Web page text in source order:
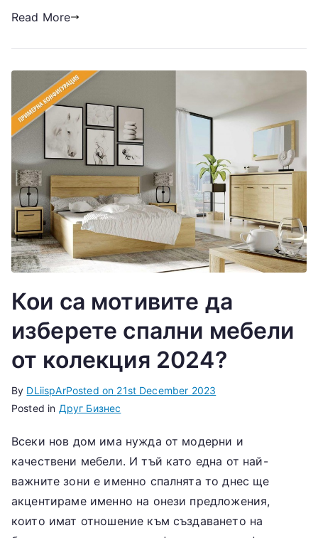
Read More
Кои са мотивите да
изберете спални мебели
от колекция 2024?
By DLiispArPosted on 21st December 2023
Posted in Друг Бизнес
Всеки нов дом има нужда от модерни и
качествени мебели. И тъй като една от най-
важните зони е именно спалнята то днес ще
акцентираме именно на онези предложения,
които имат отношение към създаването на